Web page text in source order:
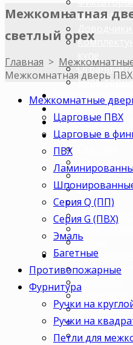
Цилиндры
Упор
Погонажные
Строительные
ДВЕРИ ПО
Двери по
Бежевые
Венге
Орех
Беленый дуб
Коричневые
Серые
Двери по
В ванную/
Для кухни
В комнату
В кабинет
В детскую
В спальню
Межкомнатная
светлый орех
Главная >
Межкомнатная дверь
Межкомнатные
Царговые ПВХ
Царговые в
ПВХ
Серия Q (ПП)
Серия G (ПВХ)
Эмаль
Багетные
Противопожарные
Фурнитура
Ручки на
Ручки на
Петли для